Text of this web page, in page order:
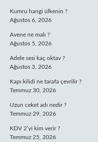
Kumru hangi ülkenin ?
Ağustos 6, 2026
Avene ne malı ?
Ağustos 5, 2026
Adele sesi kaç oktav ?
Ağustos 3, 2026
Kapı kilidi ne tarafa çevrilir ?
Temmuz 30, 2026
Uzun ceket adı nedir ?
Temmuz 29, 2026
KDV 2’yi kim verir ?
Temmuz 25, 2026